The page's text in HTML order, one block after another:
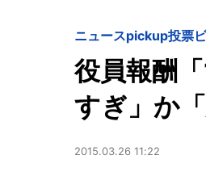
ニュースpickup投票
役員報酬
すぎ」か
2015.03.26 11:22